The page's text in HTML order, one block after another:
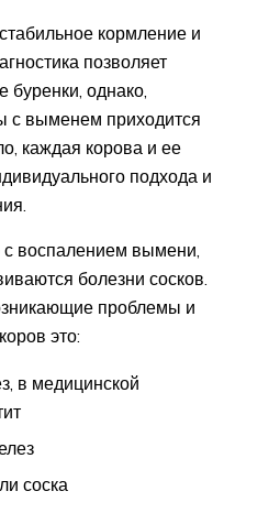
кормление и
позволяет
буренки, однако,
с выменем приходится
каждая корова и ее
подхода и
воспалением вымени,
болезни сосков.
проблемы и
это:
в медицинской
соска